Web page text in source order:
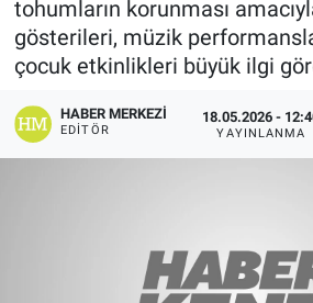
tohumların korunması
gösterileri, müzik
çocuk etkinlikleri büyük ilgi
HABER MERKEZI
EDITÖR
18.05.2026 -
YAYINLANMA